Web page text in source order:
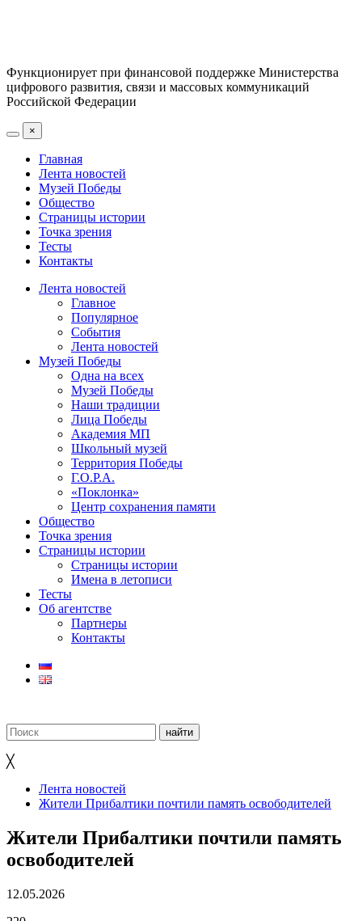
Функционирует при финансовой поддержке Министерства
цифрового развития, связи и массовых коммуникаций
Российской Федерации
×
Главная
Лента новостей
Музей Победы
Общество
Страницы истории
Точка зрения
Тесты
Контакты
Лента новостей
Главное
Популярное
События
Лента новостей
Музей Победы
Одна на всех
Музей Победы
Наши традиции
Лица Победы
Академия МП
Школьный музей
Территория Победы
Г.О.Р.А.
«Поклонка»
Центр сохранения памяти
Общество
Точка зрения
Страницы истории
Страницы истории
Имена в летописи
Тесты
Об агентстве
Партнеры
Контакты
╳
Лента новостей
Жители Прибалтики почтили память освободителей
Жители Прибалтики почтили память
освободителей
12.05.2026